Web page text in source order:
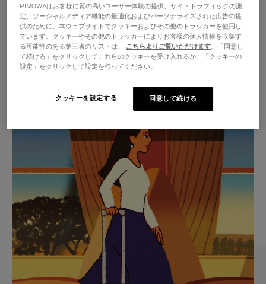
IS
PLAYED,
PLEASE
PRESS
TO
PAUSE
IT
IS
MUTED,
PLEASE
PRESS
TO
UNMUTE
IT
厳選されたギフトセレクション
あらゆる旅に寄り添う究極の
パートナーを見つけましょう
RIMOWAはお客様に質の高いユーザー体験の提供、サイトトラフィックの測
定、ソーシャルメディア機能の最適化およびパーソナライズされた広告の提
供のために、本ウェブサイトでクッキーおよびその他のトラッカーを使用し
ています。クッキーやその他のトラッカーによりお客様の個人情報を収集す
る可能性のある第三者のリストは、 こちらよりご覧いただけます。「同意し
て続ける」をクリックしてこれらのクッキーを受け入れるか、「クッキーの
設定」をクリックして設定を行ってください。
クッキーを設定する 同意して続ける